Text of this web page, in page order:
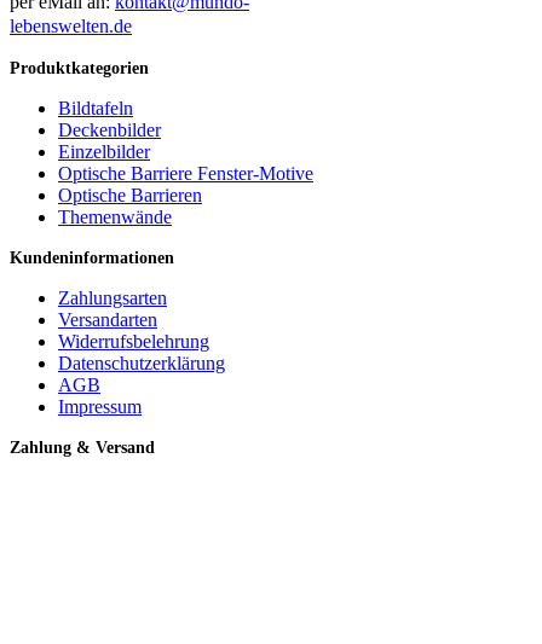
lebenswelten.de
Produktkategorien
Bildtafeln
Deckenbilder
Einzelbilder
Optische Barriere Fenster-Motive
Optische Barrieren
Themenwände
Kundeninformationen
Zahlungsarten
Versandarten
Widerrufsbelehrung
Datenschutzerklärung
AGB
Impressum
Zahlung & Versand